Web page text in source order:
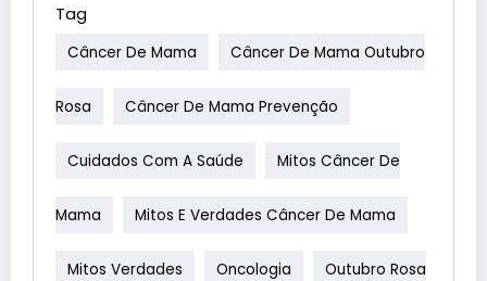
Tag
Câncer De Mama Câncer De Mama Outubro
Rosa Câncer De Mama Prevenção
Cuidados Com A Saúde Mitos Câncer De
Mama Mitos E Verdades Câncer De Mama
Mitos Verdades Oncologia Outubro Rosa